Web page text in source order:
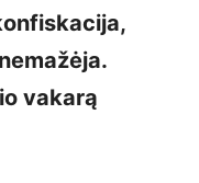
vakarą